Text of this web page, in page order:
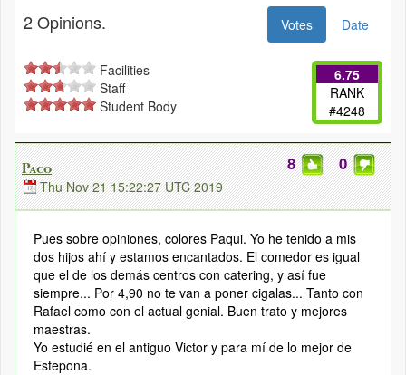
2 Opinions. Votes Date
Facilities
Staff
Student Body
6.75
RANK
#4248
0
8
Paco
Thu Nov 21 15:22:27 UTC 2019
Pues sobre opiniones, colores Paqui. Yo he tenido a mis
dos hijos ahí y estamos encantados. El comedor es igual
que el de los demás centros con catering, y así fue
siempre... Por 4,90 no te van a poner cigalas... Tanto con
Rafael como con el actual genial. Buen trato y mejores
maestras.
Yo estudié en el antiguo Victor y para mí de lo mejor de
Estepona.